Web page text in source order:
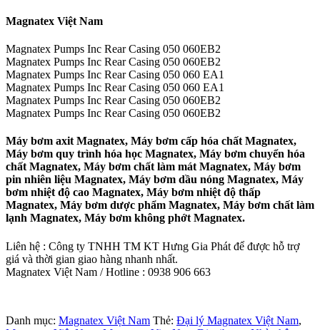
Magnatex Việt Nam
Magnatex Pumps Inc Rear Casing 050 060EB2
Magnatex Pumps Inc Rear Casing 050 060EB2
Magnatex Pumps Inc Rear Casing 050 060 EA1
Magnatex Pumps Inc Rear Casing 050 060 EA1
Magnatex Pumps Inc Rear Casing 050 060EB2
Magnatex Pumps Inc Rear Casing 050 060EB2
Máy bơm axit Magnatex, Máy bơm cấp hóa chất Magnatex,
Máy bơm quy trình hóa học Magnatex, Máy bơm chuyển hóa
chất Magnatex, Máy bơm chất làm mát Magnatex, Máy bơm
pin nhiên liệu Magnatex, Máy bơm dầu nóng Magnatex, Máy
bơm nhiệt độ cao Magnatex, Máy bơm nhiệt độ thấp
Magnatex, Máy bơm dược phẩm Magnatex, Máy bơm chất làm
lạnh Magnatex, Máy bơm không phớt Magnatex.
Liên hệ : Công ty TNHH TM KT Hưng Gia Phát để được hỗ trợ
giá và thời gian giao hàng nhanh nhất.
Magnatex Việt Nam / Hotline : 0938 906 663
Danh mục: Magnatex Việt Nam Thẻ: Đại lý Magnatex Việt Nam,